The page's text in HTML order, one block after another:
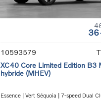
36
10593579
XC40 Core Limited Edition B3
hybride (MHEV)
Essence | Vert Séquoia | 7-speed Dual